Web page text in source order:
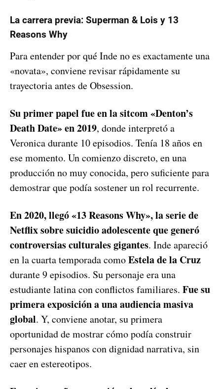
La carrera previa: Superman & Lois y 13
Reasons Why
Para entender por qué Inde no es exactamente una
«novata», conviene revisar rápidamente su
trayectoria antes de Obsession.
Su primer papel fue en la sitcom «Denton’s
Death Date» en 2019, donde interpretó a
Veronica durante 10 episodios. Tenía 18 años en
ese momento. Un comienzo discreto, en una
producción no muy conocida, pero suficiente para
demostrar que podía sostener un rol recurrente.
En 2020, llegó «13 Reasons Why», la serie de
Netflix sobre suicidio adolescente que generó
controversias culturales gigantes. Inde apareció
en la cuarta temporada comoEstela de la Cruz
durante 9 episodios. Su personaje era una
estudiante latina con conflictos familiares. Fue su
primera exposición a una audiencia masiva
global. Y, conviene anotar, su primera
oportunidad de mostrar cómo podía construir
personajes hispanos con dignidad narrativa, sin
caer en estereotipos.